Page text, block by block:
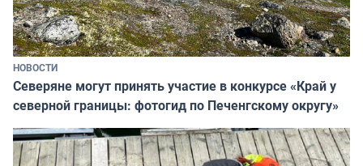
НОВОСТИ
Северяне могут принять участие в конкурсе «Край у
северной границы: фотогид по Печенгскому округу»